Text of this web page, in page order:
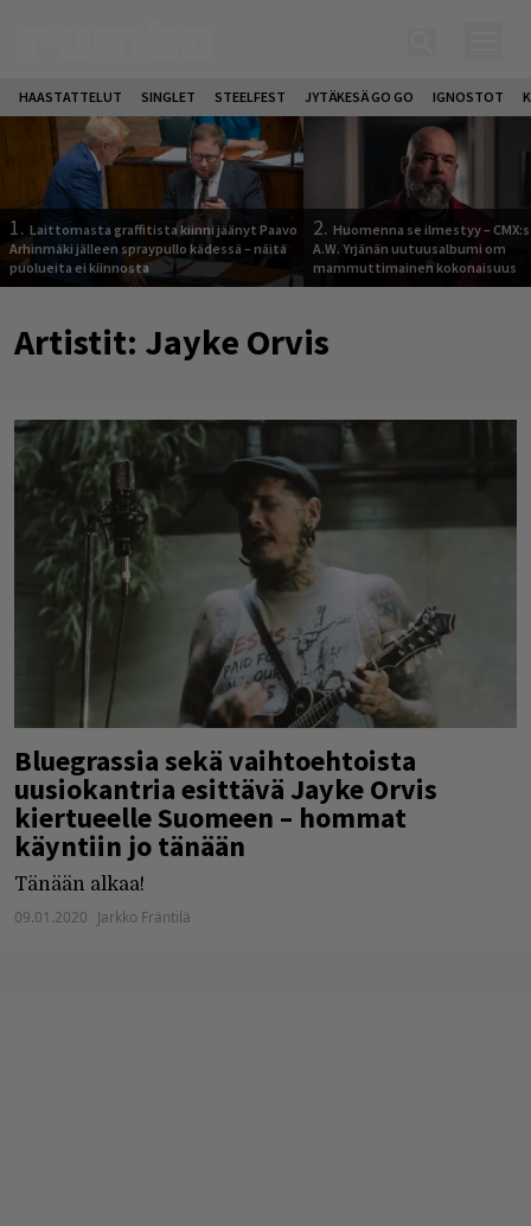
HAASTATTELUT SINGLET STEELFEST JYTÄKESÄ GO GO IGNOSTOT
1. Laittomasta graffitista kiinni jäänyt Paavo
Arhinmäki jälleen spraypullo kädessä – näitä
puolueita ei kiinnosta
2. Huomenna se ilmestyy –
A.W. Yrjänän uutuusalbumi om
mammuttimainen kokonaisuus
Artistit: Jayke Orvis
Bluegrassia sekä vaihtoehtoista
uusiokantria esittävä Jayke Orvis
kiertueelle Suomeen – hommat
käyntiin jo tänään
Tänään alkaa!
09.01.2020 Jarkko Fräntilä